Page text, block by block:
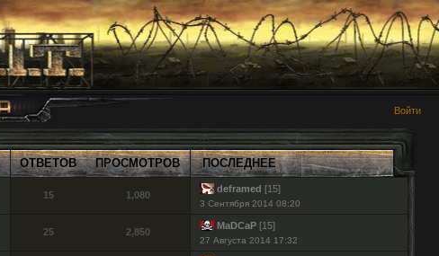
Войти
ОТВЕТОВ ПРОСМОТРОВ ПОСЛЕДНЕЕ
15 1,080
deframed [15]
3 Сентября 2014 08:20
25 2,850
MaDCaP[15]
27 Августа 2014 17:32